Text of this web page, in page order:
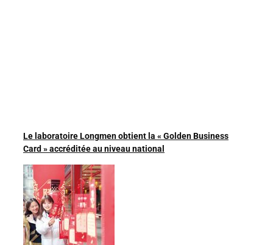
Le laboratoire Longmen obtient la « Golden Business
Card » accréditée au niveau national